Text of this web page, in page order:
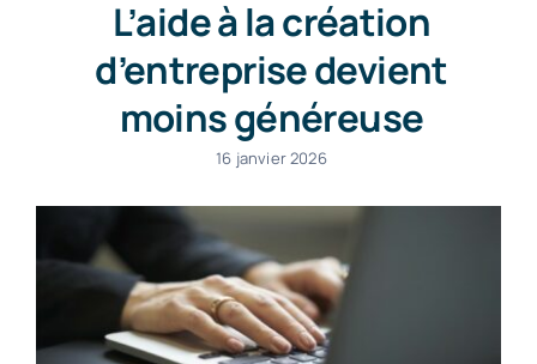
L’aide à la création
d’entreprise devient
moins généreuse
16 janvier 2026